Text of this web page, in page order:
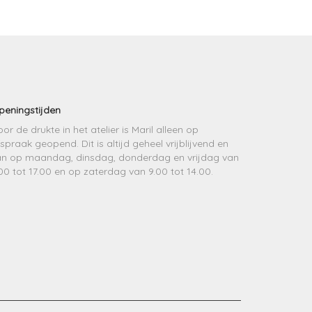
de drukte in het atelier is Maril alleen op
geopend. Dit is altijd geheel vrijblijvend en
op maandag, dinsdag, donderdag en vrijdag van
tot 17.00 en op zaterdag van 9.00 tot 14.00.